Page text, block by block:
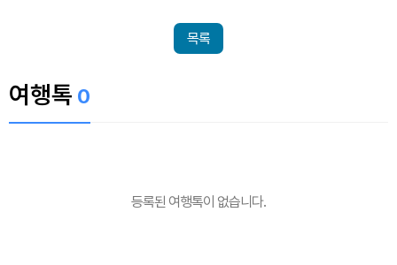
목록
여행톡 0
등록된 여행톡이 없습니다.